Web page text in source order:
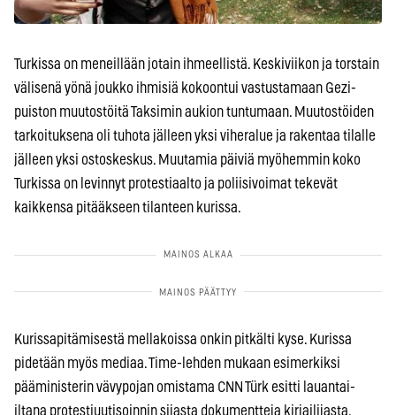
Turkissa on meneillään jotain ihmeellistä. Keskiviikon ja torstain
välisenä yönä joukko ihmisiä kokoontui vastustamaan Gezi-
puiston muutostöitä Taksimin aukion tuntumaan. Muutostöiden
tarkoituksena oli tuhota jälleen yksi viheralue ja rakentaa tilalle
jälleen yksi ostoskeskus. Muutamia päiviä myöhemmin koko
Turkissa on levinnyt protestiaalto ja poliisivoimat tekevät
kaikkensa pitääkseen tilanteen kurissa.
Kurissapitämisestä mellakoissa onkin pitkälti kyse. Kurissa
pidetään myös mediaa. Time-lehden mukaan esimerkiksi
pääministerin vävypojan omistama CNN Türk esitti lauantai-
iltana protestiuutisoinnin sijasta dokumentteja kirjailijasta,